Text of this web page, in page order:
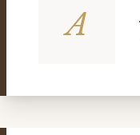
A